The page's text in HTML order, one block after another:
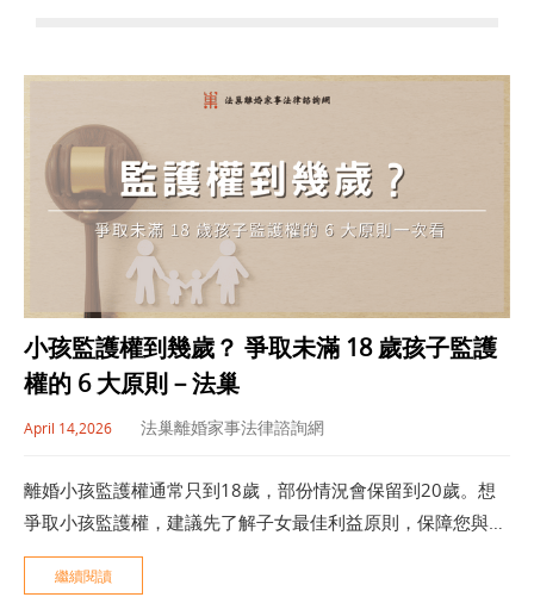
小孩監護權到幾歲？ 爭取未滿 18 歲孩子監護
權的 6 大原則－法巢
April 14,2026 法巢離婚家事法律諮詢網
離婚小孩監護權通常只到18歲，部份情況會保留到20歲。想
爭取小孩監護權，建議先了解子女最佳利益原則，保障您與孩
子的未來。
繼續閱讀